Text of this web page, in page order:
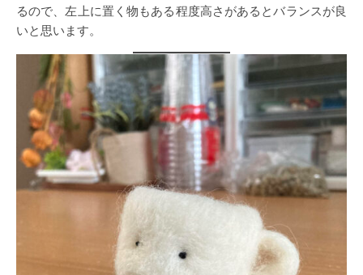
るので、左上に置く物もある程度高さがあるとバランスが良
いと思います。